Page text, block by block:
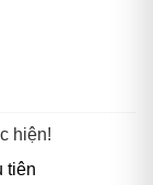
hiện!
tiên